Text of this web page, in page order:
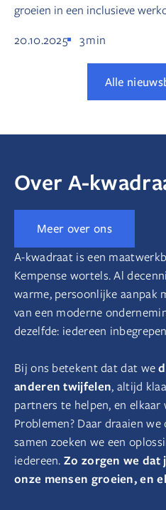
groeien in een inclusieve
20.10.2025
3min
Alle
Over A-
Meer over ons
A-kwadraat is een
Kempense wortels. Al
warme, persoonlijke aanpak
van een moderne
dezelfde: iedereen
Bij ons betekent dat dat we
anderen twijfelen, altijd
partners te helpen, en
Problemen? Daar draaien
samen zoeken we een
iedereen. Zo zorgen we
onze mensen groeien, en